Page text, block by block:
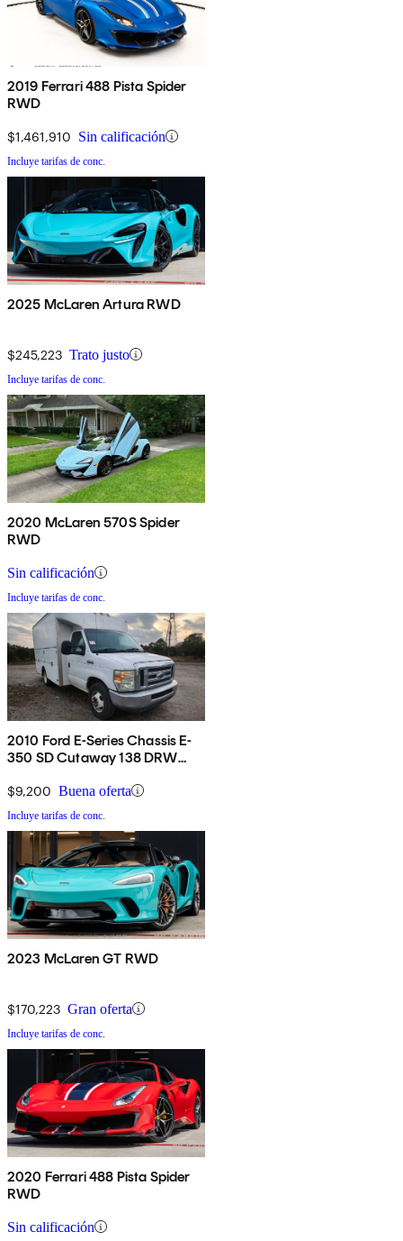
2019 Ferrari 488 Pista Spider
RWD
$1,461,910 Sin calificación
Incluye tarifas de conc.
2025 McLaren Artura RWD
$245,223 Trato justo
Incluye tarifas de conc.
2020 McLaren 570S Spider
RWD
Sin calificación
Incluye tarifas de conc.
2010 Ford E-Series Chassis E-
350 SD Cutaway 138 DRW
$9,200 Buena oferta
Incluye tarifas de conc.
2023 McLaren GT RWD
$170,223 Gran oferta
Incluye tarifas de conc.
2020 Ferrari 488 Pista Spider
RWD
Sin calificación